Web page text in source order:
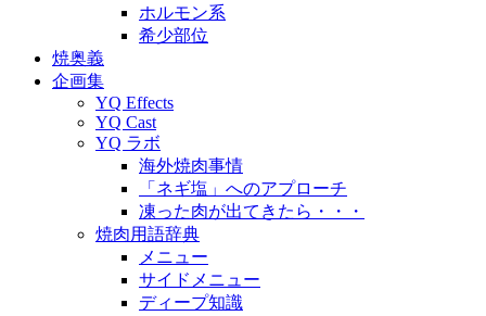
ホルモン系
希少部位
焼奥義
企画集
YQ Effects
YQ Cast
YQ ラボ
海外焼肉事情
「ネギ塩」へのアプローチ
凍った肉が出てきたら・・・
焼肉用語辞典
メニュー
サイドメニュー
ディープ知識